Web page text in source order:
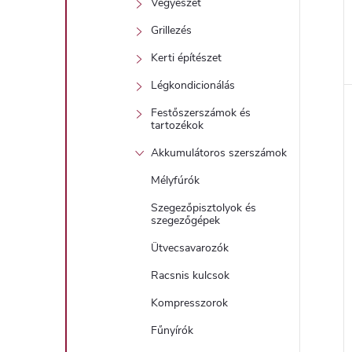
Vegyészet
Grillezés
Kerti építészet
Légkondicionálás
Festőszerszámok és
tartozékok
Akkumulátoros szerszámok
Mélyfúrók
Szegezőpisztolyok és
szegezőgépek
Ütvecsavarozók
Racsnis kulcsok
Kompresszorok
Fűnyírók
l